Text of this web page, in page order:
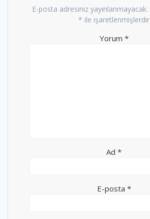
E-posta adresiniz yayınlanmayacak.
* ile işaretlenmişlerdir
Yorum *
Ad *
E-posta *